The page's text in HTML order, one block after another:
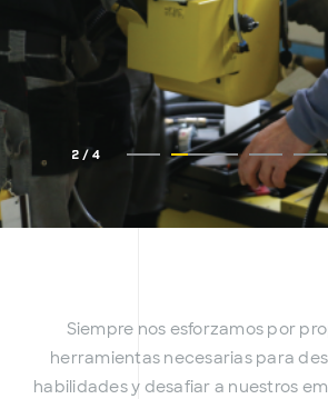
2 / 4
Siempre nos esforzamos por
herramientas necesarias para
habilidades y desafiar a nuestros